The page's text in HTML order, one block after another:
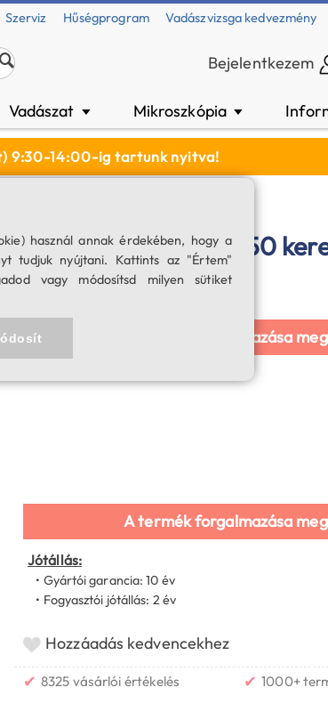
Szerviz Hűségprogram Vadászvizsga kedvezmény
Bejelentkezem
Vadászat ▼ Mikroszkópia ▼
9:30-14:00-ig tartunk nyitva!
Nikon Action EX 16x50
SKU: 02590
A termék forgalmazása
A termék forgalmazása
Jótállás:
• Gyártói garancia: 10 év
• Fogyasztói jótállás: 2 év
Hozzáadás kedvencekhez
✔ 8325 vásárlói értékelés ✔ 1000+
használ annak érdekében, hogy a
tudjuk nyújtani. Kattints az "Értem"
vagy módosítsd milyen sütiket